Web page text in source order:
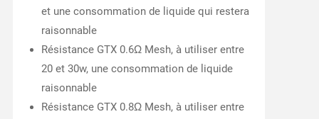
et une consommation de liquide qui restera
raisonnable
Résistance GTX 0.6Ω Mesh, à utiliser entre
20 et 30w, une consommation de liquide
raisonnable
Résistance GTX 0.8Ω Mesh, à utiliser entre